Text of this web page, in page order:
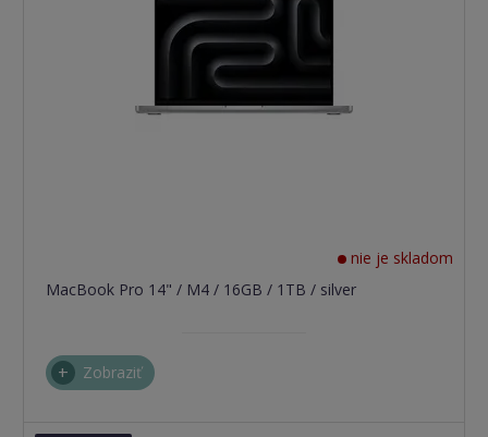
nie je skladom
MacBook Pro 14" / M4 / 16GB / 1TB / silver
Zobraziť